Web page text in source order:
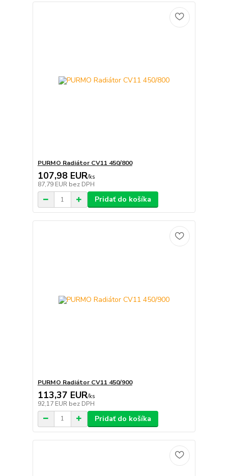
PURMO Radiátor CV11 450/800
107,98 EUR/ks
87,79 EUR bez DPH
Pridať do košíka
PURMO Radiátor CV11 450/900
113,37 EUR/ks
92,17 EUR bez DPH
Pridať do košíka